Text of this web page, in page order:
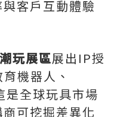
客戶互動體驗
玩展區展出IP授
機器人、
是全球玩具市場
可挖掘差異化